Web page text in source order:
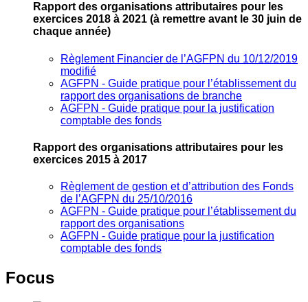
Rapport des organisations attributaires pour les
exercices 2018 à 2021 (à remettre avant le 30 juin de
chaque année)
Règlement Financier de l’AGFPN du 10/12/2019
modifié
AGFPN ‐ Guide pratique pour l’établissement du
rapport des organisations de branche
AGFPN ‐ Guide pratique pour la justification
comptable des fonds
Rapport des organisations attributaires pour les
exercices 2015 à 2017
Règlement de gestion et d’attribution des Fonds
de l’AGFPN du 25/10/2016
AGFPN ‐ Guide pratique pour l’établissement du
rapport des organisations
AGFPN ‐ Guide pratique pour la justification
comptable des fonds
Focus